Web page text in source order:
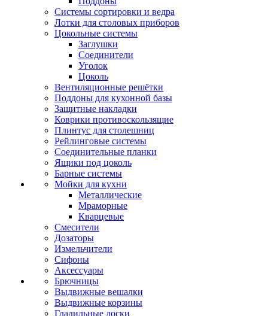
Системы сортировки и ведра
Лотки для столовых приборов
Цокольные системы
Заглушки
Соединители
Уголок
Цоколь
Вентиляционные решётки
Поддоны для кухонной базы
Защитные накладки
Коврики противоскользящие
Плинтус для столешниц
Рейлинговые системы
Соединительные планки
Ящики под цоколь
Барные системы
Мойки для кухни
Металлические
Мраморные
Кварцевые
Смесители
Дозаторы
Измельчители
Сифоны
Аксессуары
Брючницы
Выдвижные вешалки
Выдвижные корзины
Гладильные доски